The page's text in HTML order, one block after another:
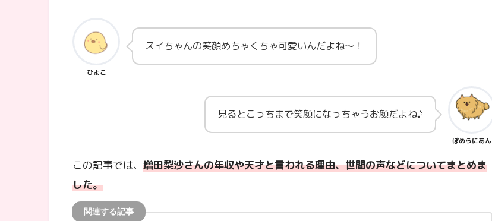
ひよこ
スイちゃんの笑顔めちゃくちゃ可愛いんだよね～！
ぽめらにあん
見るとこっちまで笑顔になっちゃうお顔だよね♪
この記事では、 増田梨沙さんの年収や天才と言われる理由、世間の声などについてまとめま
した。